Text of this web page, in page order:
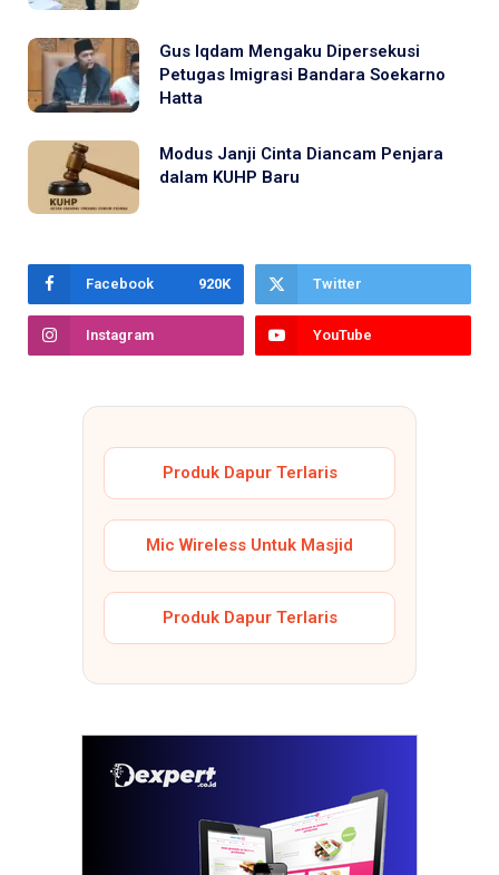
Gus Iqdam Mengaku Dipersekusi
Petugas Imigrasi Bandara Soekarno
Hatta
Modus Janji Cinta Diancam Penjara
dalam KUHP Baru
Facebook 920K Twitter
Instagram YouTube
Produk Dapur Terlaris
Mic Wireless Untuk Masjid
Produk Dapur Terlaris